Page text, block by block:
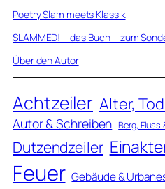
Poetry Slam meets Klassik
SLAMMED! – das Buch – zum
Über den Autor
Achtzeiler Alter,
Autor & Schreiben Berg, Fluss
Dutzendzeiler
Feuer Gebäude &